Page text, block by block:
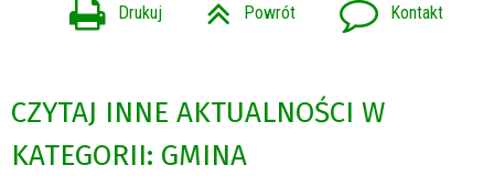
Drukuj Powrót Kontakt
CZYTAJ INNE AKTUALNOŚCI W
KATEGORII: GMINA